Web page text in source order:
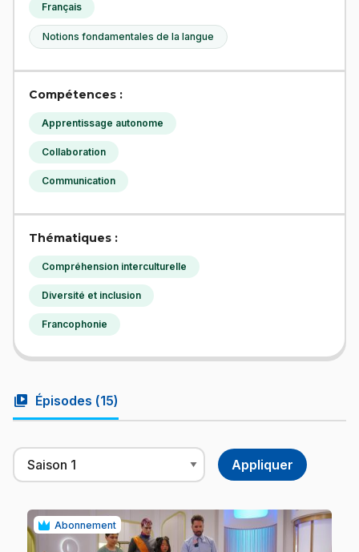
Français
Notions fondamentales de la langue
Compétences :
Apprentissage autonome
Collaboration
Communication
Thématiques :
Compréhension interculturelle
Diversité et inclusion
Francophonie
video_library Épisodes (15)
Abonnement